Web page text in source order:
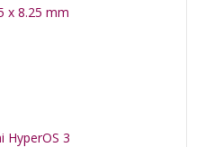
x 8.25 mm
HyperOS 3